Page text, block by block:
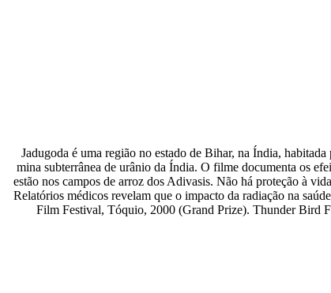
Jadugoda é uma região no estado de Bihar, na Índia,
mina subterrânea de urânio da Índia. O filme documenta os
estão nos campos de arroz dos Adivasis. Não há proteção à
Relatórios médicos revelam que o impacto da radiação na
Film Festival, Tóquio, 2000 (Grand Prize). Thunder Bird